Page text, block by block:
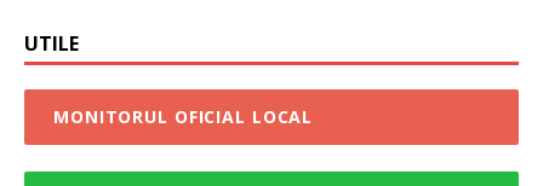
UTILE
MONITORUL OFICIAL LOCAL